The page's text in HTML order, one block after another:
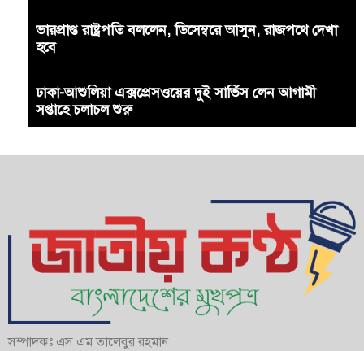
ভারপ্রাপ্ত রাষ্ট্রপতি বললেন, ডিসেম্বরে আসুন, রাজপথে দেখা
হবে
ঢাকা-আশুলিয়া এক্সপ্রেসওয়ের দুই সার্ভিস লেন আগামী
সপ্তাহে চলাচল শুরু
সম্পাদকঃ এস এম তালেবুর রহমান